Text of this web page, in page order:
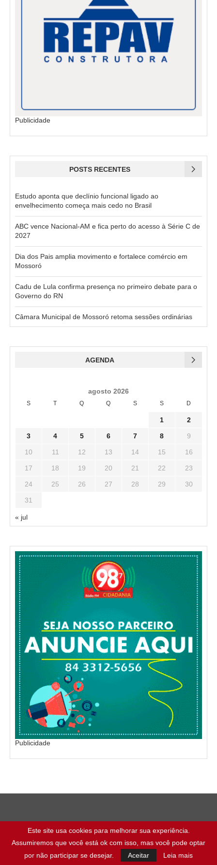
Publicidade
POSTS RECENTES
Estudo aponta que declínio funcional ligado ao
envelhecimento começa mais cedo no Brasil
ABC vence Nacional-AM e fica perto do acesso à Série C de
2027
Dia dos Pais amplia movimento e fortalece comércio em
Mossoró
Cadu de Lula confirma presença no primeiro debate para o
Governo do RN
Câmara Municipal de Mossoró retoma sessões ordinárias
AGENDA
agosto 2026
S T Q Q S S D
1 2
3 4 5 6 7 8 9
10 11 12 13 14 15 16
17 18 19 20 21 22 23
24 25 26 27 28 29 30
31
« jul
Publicidade
Este site usa cookies para melhorar sua experiência.
Assumiremos que você está ok com isso, mas você pode optar
por não participar se desejar.
Aceitar Leia mais